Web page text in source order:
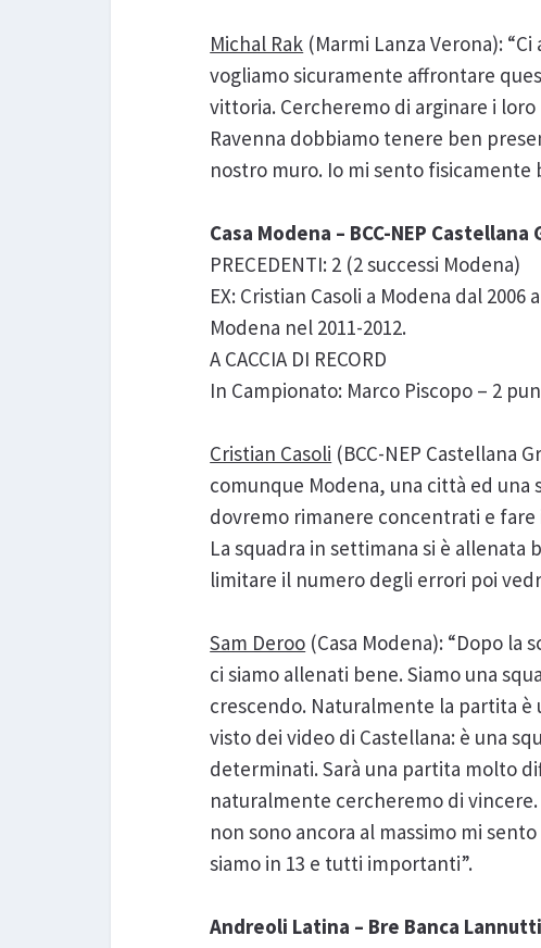
Michal Rak (Marmi Lanza Verona):
vogliamo sicuramente affrontare
vittoria. Cercheremo di arginare i
Ravenna dobbiamo tenere ben
nostro muro. Io mi sento fisicamente
Casa Modena – BCC-NEP Castellana
PRECEDENTI: 2 (2 successi Modena)
EX: Cristian Casoli a Modena dal
Modena nel 2011-2012.
A CACCIA DI RECORD
In Campionato: Marco Piscopo – 2
Cristian Casoli (BCC-NEP Castellana
comunque Modena, una città ed
dovremo rimanere concentrati e
La squadra in settimana si è
limitare il numero degli errori poi
Sam Deroo (Casa Modena): “Dopo
ci siamo allenati bene. Siamo una
crescendo. Naturalmente la partita è
visto dei video di Castellana: è una
determinati. Sarà una partita molto
naturalmente cercheremo di
non sono ancora al massimo mi
siamo in 13 e tutti importanti”.
Andreoli Latina – Bre Banca